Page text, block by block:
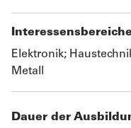
Elektronik;
Metall
Dauer der